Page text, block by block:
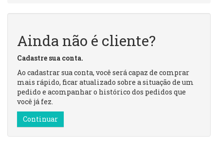
Ainda não é cliente?
Cadastre sua conta.
Ao cadastrar sua conta, você será capaz de comprar
mais rápido, ficar atualizado sobre a situação de um
pedido e acompanhar o histórico dos pedidos que
você já fez.
Continuar